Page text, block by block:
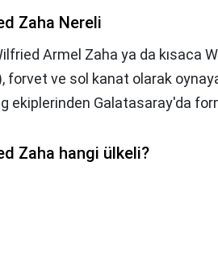
Zaha Nereli
Armel Zaha ya da kısaca
forvet ve sol kanat olarak
ekiplerinden Galatasaray'da
Zaha hangi ülkeli?